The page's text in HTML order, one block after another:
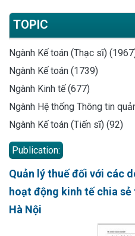
TOPIC
Ngành Kế toán (Thạc sĩ)
Ngành Kế toán (1739)
Ngành Kinh tế (677)
Ngành Hệ thống Thông tin
Ngành Kế toán (Tiến sĩ) (92)
Publication:
Quản lý thuế đối với các
hoạt động kinh tế chia
Hà Nội